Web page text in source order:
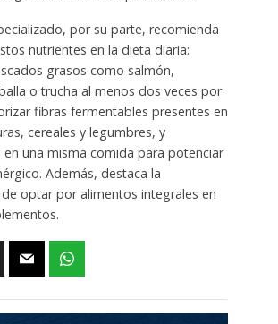
por su parte, recomienda
nutrientes en la dieta diaria:
grasos como salmón,
o trucha al menos dos veces por
fibras fermentables presentes en
cereales y legumbres, y
una misma comida para potenciar
Además, destaca la
optar por alimentos integrales en